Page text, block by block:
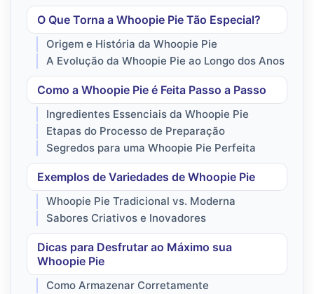
O Que Torna a Whoopie Pie Tão Especial?
Origem e História da Whoopie Pie
A Evolução da Whoopie Pie ao Longo dos Anos
Como a Whoopie Pie é Feita Passo a Passo
Ingredientes Essenciais da Whoopie Pie
Etapas do Processo de Preparação
Segredos para uma Whoopie Pie Perfeita
Exemplos de Variedades de Whoopie Pie
Whoopie Pie Tradicional vs. Moderna
Sabores Criativos e Inovadores
Dicas para Desfrutar ao Máximo sua
Whoopie Pie
Como Armazenar Corretamente